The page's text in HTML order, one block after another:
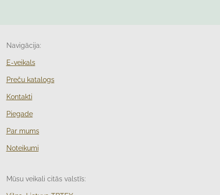
Navigācija:
E-veikals
Preču katalogs
Kontakti
Piegade
Par mums
Noteikumi
Mūsu veikali citās valstīs: